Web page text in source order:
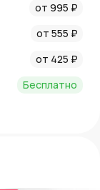
от 995 ₽
от 555 ₽
от 425 ₽
Бесплатно